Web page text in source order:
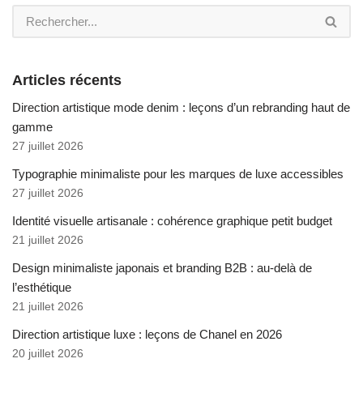
Articles récents
Direction artistique mode denim : leçons d’un rebranding haut de
gamme
27 juillet 2026
Typographie minimaliste pour les marques de luxe accessibles
27 juillet 2026
Identité visuelle artisanale : cohérence graphique petit budget
21 juillet 2026
Design minimaliste japonais et branding B2B : au-delà de
l’esthétique
21 juillet 2026
Direction artistique luxe : leçons de Chanel en 2026
20 juillet 2026